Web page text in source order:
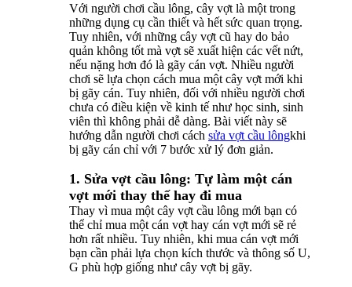
Với người chơi cầu lông, cây vợt là một trong
những dụng cụ cần thiết và hết sức quan trọng.
Tuy nhiên, với những cây vợt cũ hay do bảo
quản không tốt mà vợt sẽ xuất hiện các vết nứt,
nếu nặng hơn đó là gãy cán vợt. Nhiều người
chơi sẽ lựa chọn cách mua một cây vợt mới khi
bị gãy cán. Tuy nhiên, đối với nhiều người chơi
chưa có điều kiện về kinh tế như học sinh, sinh
viên thì không phải dễ dàng. Bài viết này sẽ
hướng dẫn người chơi cách sửa vợt cầu lôngkhi
bị gãy cán chỉ với 7 bước xử lý đơn giản.
1. Sửa vợt cầu lông: Tự làm một cán
vợt mới thay thế hay đi mua
Thay vì mua một cây vợt cầu lông mới bạn có
thể chỉ mua một cán vợt hay cán vợt mới sẽ rẻ
hơn rất nhiều. Tuy nhiên, khi mua cán vợt mới
bạn cần phải lựa chọn kích thước và thông số U,
G phù hợp giống như cây vợt bị gãy.